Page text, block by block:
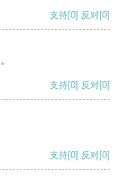
支持[0] 反对[0]
支持[0] 反对[0]
支持[0] 反对[0]